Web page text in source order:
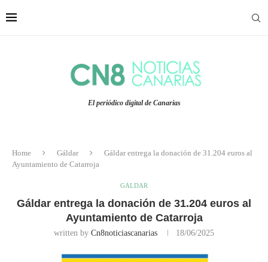
El periódico digital de Canarias
Home Gáldar
Gáldar entrega la donación de 31.204 euros al
Ayuntamiento de Catarroja
GÁLDAR
Gáldar entrega la donación de 31.204 euros al
Ayuntamiento de Catarroja
written by Cn8noticiascanarias 18/06/2025